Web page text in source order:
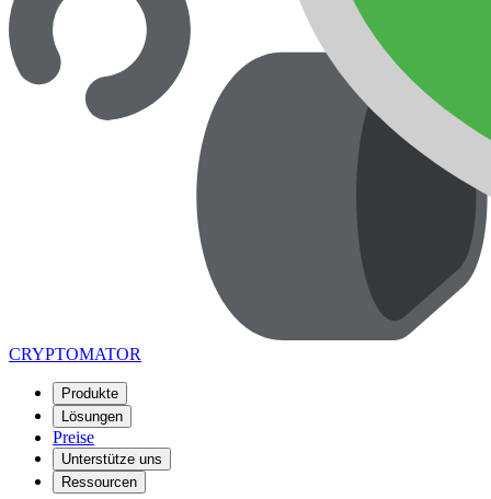
CRYPTOMATOR
Produkte
Lösungen
Preise
Unterstütze uns
Ressourcen